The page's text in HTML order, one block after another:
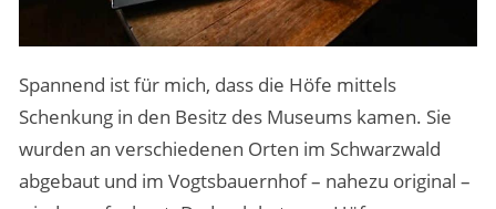
Spannend ist für mich, dass die Höfe mittels
Schenkung in den Besitz des Museums kamen. Sie
wurden an verschiedenen Orten im Schwarzwald
abgebaut und im Vogtsbauernhof – nahezu original –